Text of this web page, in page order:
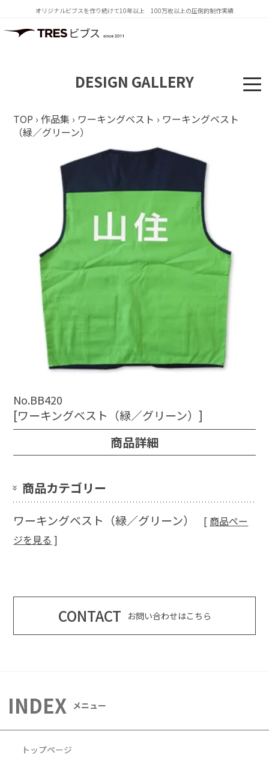
オリジナルビブスを作り続けて10年以上 100万枚以上の圧倒的制作実績
DESIGN GALLERY
TOP › 作品集 › ワーキングベスト › ワーキングベスト
（緑／グリーン）
No.BB420
[ワーキングベスト（緑／グリーン）]
商品詳細
商品カテゴリー
ワーキングベスト（緑／グリーン） [ 商品ペー
ジを見る ]
CONTACT お問い合わせはこちら
INDEX メニュー
トップページ